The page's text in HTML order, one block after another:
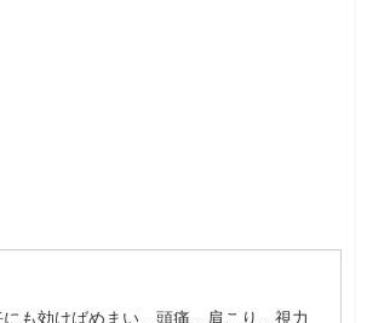
も効けばめまい、頭痛、肩こり、視力